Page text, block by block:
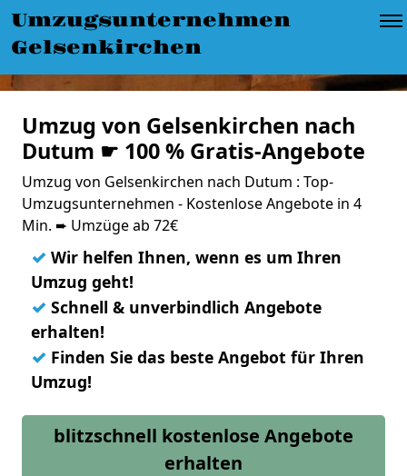
Umzugsunternehmen
Gelsenkirchen
Umzug von Gelsenkirchen nach
Dutum ☛ 100 % Gratis-Angebote
Umzug von Gelsenkirchen nach Dutum : Top-
Umzugsunternehmen - Kostenlose Angebote in 4
Min. ➨ Umzüge ab 72€
✓ Wir helfen Ihnen, wenn es um Ihren
Umzug geht!
✓ Schnell & unverbindlich Angebote
erhalten!
✓ Finden Sie das beste Angebot für Ihren
Umzug!
blitzschnell kostenlose Angebote
erhalten